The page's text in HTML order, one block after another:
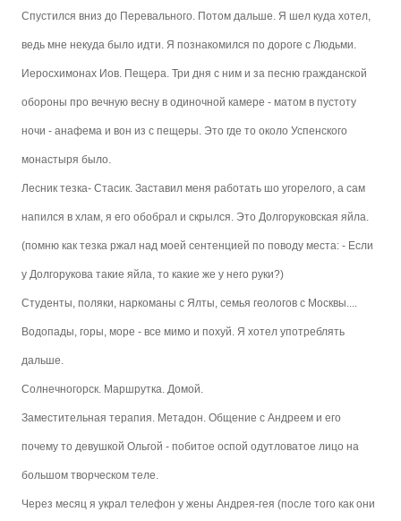
Спустился вниз до Перевального. Потом дальше. Я шел куда хотел,
ведь мне некуда было идти. Я познакомился по дороге с Людьми.
Иеросхимонах Иов. Пещера. Три дня с ним и за песню гражданской
обороны про вечную весну в одиночной камере - матом в пустоту
ночи - анафема и вон из с пещеры. Это где то около Успенского
монастыря было.
Лесник тезка- Стасик. Заставил меня работать шо угорелого, а сам
напился в хлам, я его обобрал и скрылся. Это Долгоруковская яйла.
(помню как тезка ржал над моей сентенцией по поводу места: - Если
у Долгорукова такие яйла, то какие же у него руки?)
Студенты, поляки, наркоманы с Ялты, семья геологов с Москвы....
Водопады, горы, море - все мимо и похуй. Я хотел употреблять
дальше.
Солнечногорск. Маршрутка. Домой.
Заместительная терапия. Метадон. Общение с Андреем и его
почему то девушкой Ольгой - побитое оспой одутловатое лицо на
большом творческом теле.
Через месяц я украл телефон у жены Андрея-гея (после того как они